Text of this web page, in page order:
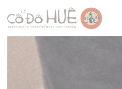
Panel pro správu cookies